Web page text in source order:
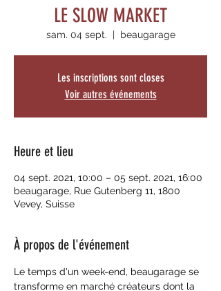
LE SLOW MARKET
sam. 04 sept.
  |
beaugarage
Les inscriptions sont closes
Voir autres événements
Heure et lieu
04 sept. 2021, 10:00 – 05 sept. 2021, 16:00
beaugarage, Rue Gutenberg 11, 1800
Vevey, Suisse
À propos de l'événement
Le temps d'un week-end, beaugarage se
transforme en marché créateurs dont la